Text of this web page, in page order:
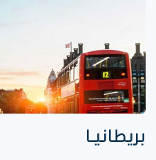
بريطانيـا